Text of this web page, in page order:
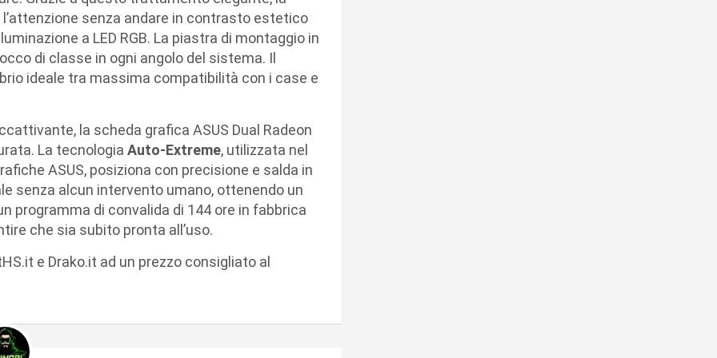
senza andare in contrasto estetico
a LED RGB. La piastra di montaggio in
di classe in ogni angolo del sistema. Il
ideale tra massima compatibilità con i case e
la scheda grafica ASUS Dual Radeon
La tecnologia Auto-Extreme, utilizzata nel
ASUS, posiziona con precisione e salda in
senza alcun intervento umano, ottenendo un
programma di convalida di 144 ore in fabbrica
che sia subito pronta all’uso.
e Drako.it ad un prezzo consigliato al